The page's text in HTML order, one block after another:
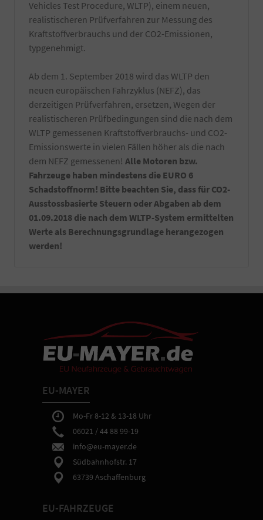
Vehicles Test Procedure, WLTP), einem neuen,
realistischeren Prüfverfahren zur Messung des
Kraftstoffverbrauchs und der CO2-Emissionen,
typgenehmigt.
Ab dem 1. September 2018 wird das WLTP den
neuen europäischen Fahrzyklus (NEFZ), das
derzeitigen Prüfverfahren, ersetzen, Wegen der
realistischeren Prüfbedingungen sind die nach dem
WLTP gemessenen Kraftstoffverbrauchs- und CO2-
Emissionswerte in vielen Fällen höher als die nach
dem NEFZ gemessenen! Alle Motoren bzw.
Fahrzeuge haben mindestens die EURO 6
Schadstoffnorm! Bitte beachten Sie, dass für CO2-
Ausstossbasierte Steuern oder Abgaben ab dem
01.09.2018 die nach dem WLTP-System ermittelten
Werte als Berechnungsgrundlage herangezogen
werden!
EU-MAYER
Mo-Fr 8-12 & 13-18 Uhr
06021 / 44 88 99-19
info@eu-mayer.de
Südbahnhofstr. 17
63739 Aschaffenburg
EU-FAHRZEUGE